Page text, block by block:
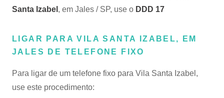
Santa Izabel , em Jales / SP, use o DDD 17
LIGAR PARA VILA SANTA IZABEL, EM
JALES DE TELEFONE FIXO
Para ligar de um telefone fixo para Vila Santa Izabel,
use este procedimento: